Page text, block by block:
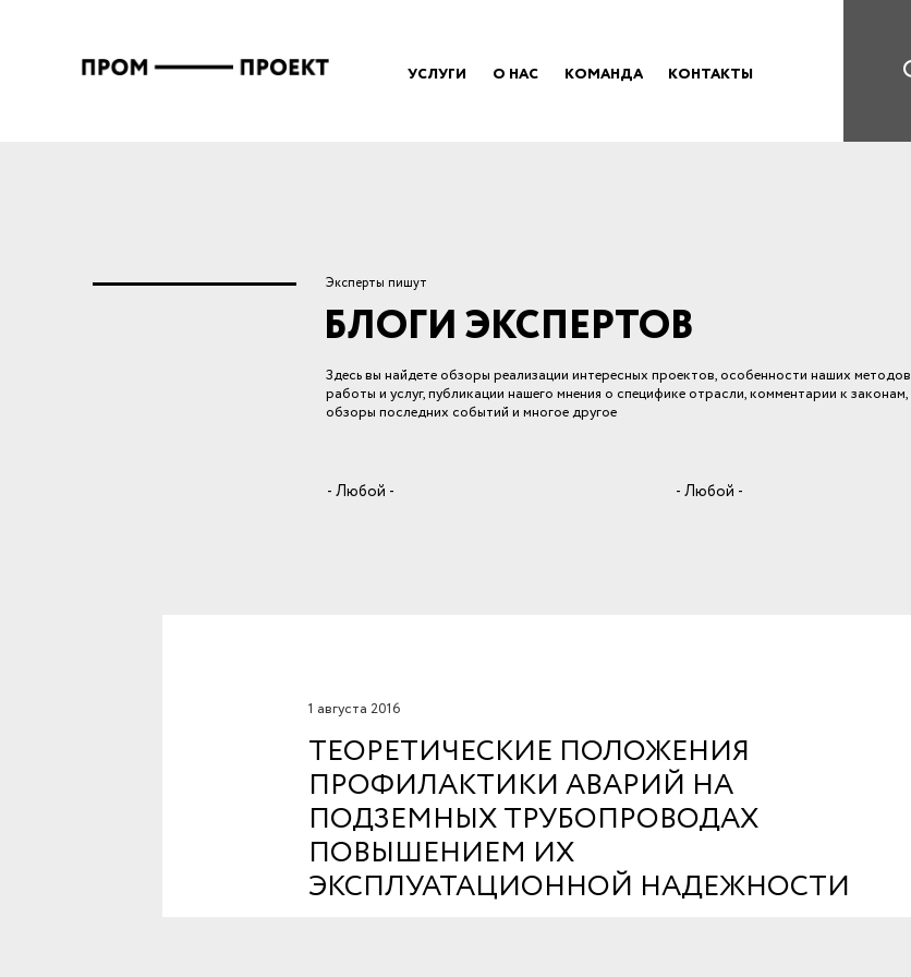
УСЛУГИ О НАС КОМАНДА КОНТАКТЫ
Эксперты пишут
БЛОГИ ЭКСПЕРТОВ
Здесь вы найдете обзоры реализации интересных проектов, особенности наших методов
работы и услуг, публикации нашего мнения о специфике отрасли, комментарии к законам,
обзоры последних событий и многое другое
1 августа 2016
ТЕОРЕТИЧЕСКИЕ ПОЛОЖЕНИЯ
ПРОФИЛАКТИКИ АВАРИЙ НА
ПОДЗЕМНЫХ ТРУБОПРОВОДАХ
ПОВЫШЕНИЕМ ИХ
ЭКСПЛУАТАЦИОННОЙ НАДЕЖНОСТИ